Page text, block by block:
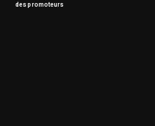
des promoteurs